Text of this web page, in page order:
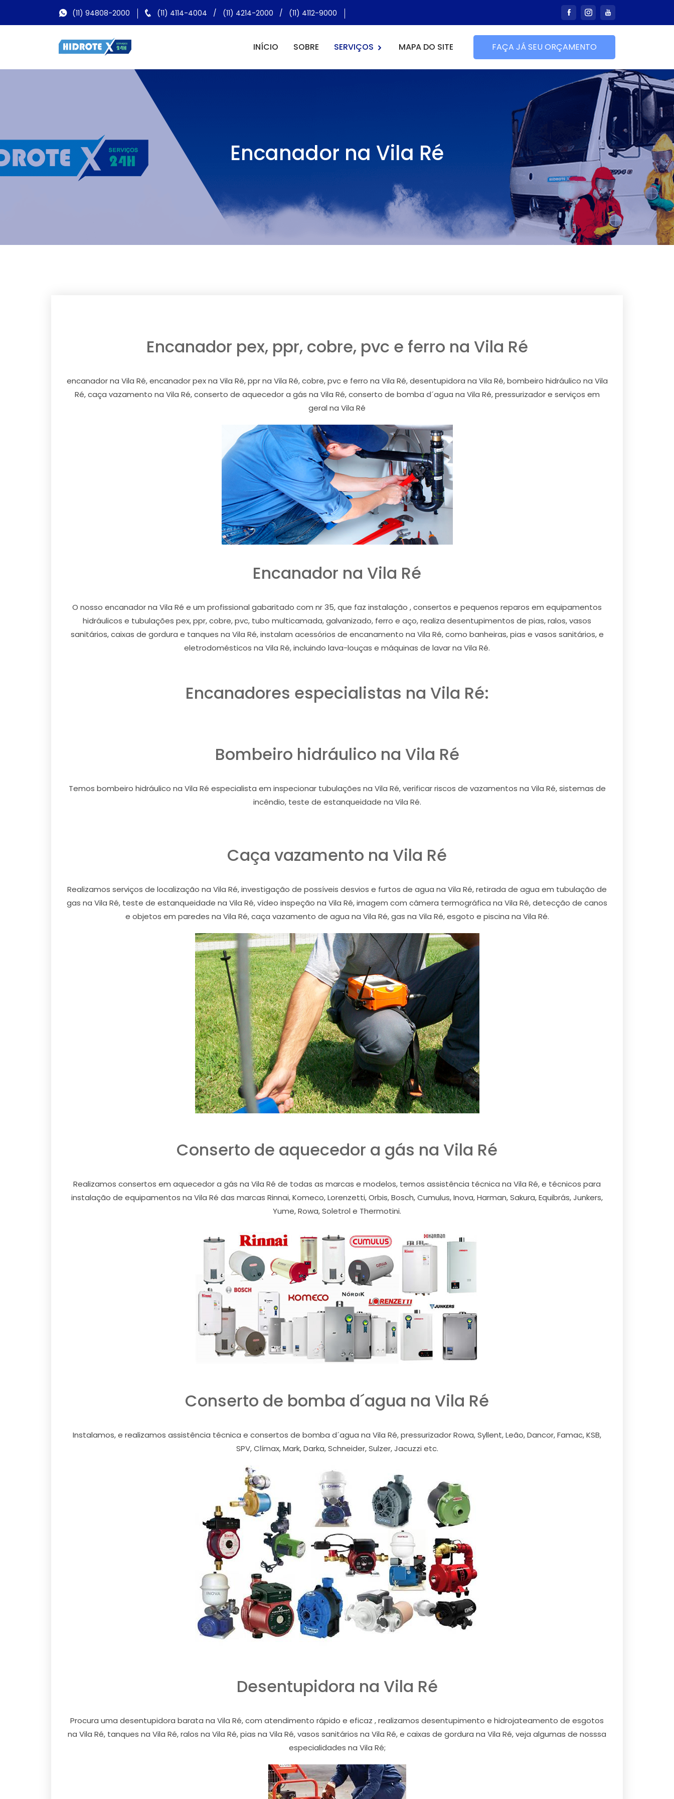
(11) 94808-2000 (11) 4114-4004 / (11) 4214-2000 / (11) 4112-9000
INÍCIO SOBRE SERVIÇOS MAPA DO SITE FAÇA JÁ SEU ORÇAMENTO
Encanador na Vila Ré
Encanador pex, ppr, cobre, pvc e ferro na Vila Ré
encanador na Vila Ré, encanador pex na Vila Ré, ppr na Vila Ré, cobre, pvc e ferro na Vila Ré, desentupidora na Vila Ré, bombeiro hidráulico na Vila
Ré, caça vazamento na Vila Ré, conserto de aquecedor a gás na Vila Ré, conserto de bomba d´agua na Vila Ré, pressurizador e serviços em
geral na Vila Ré
Encanador na Vila Ré
O nosso encanador na Vila Ré e um profissional gabaritado com nr 35, que faz instalação , consertos e pequenos reparos em equipamentos
hidráulicos e tubulações pex, ppr, cobre, pvc, tubo multicamada, galvanizado, ferro e aço, realiza desentupimentos de pias, ralos, vasos
sanitários, caixas de gordura e tanques na Vila Ré, instalam acessórios de encanamento na Vila Ré, como banheiras, pias e vasos sanitários, e
eletrodomésticos na Vila Ré, incluindo lava-louças e máquinas de lavar na Vila Ré.
Encanadores especialistas na Vila Ré:
Bombeiro hidráulico na Vila Ré
Temos bombeiro hidráulico na Vila Ré especialista em inspecionar tubulações na Vila Ré, verificar riscos de vazamentos na Vila Ré, sistemas de
incêndio, teste de estanqueidade na Vila Ré.
Caça vazamento na Vila Ré
Realizamos serviços de localização na Vila Ré, investigação de possíveis desvios e furtos de agua na Vila Ré, retirada de agua em tubulação de
gas na Vila Ré, teste de estanqueidade na Vila Ré, vídeo inspeção na Vila Ré, imagem com câmera termográfica na Vila Ré, detecção de canos
e objetos em paredes na Vila Ré, caça vazamento de agua na Vila Ré, gas na Vila Ré, esgoto e piscina na Vila Ré.
Conserto de aquecedor a gás na Vila Ré
Realizamos consertos em aquecedor a gás na Vila Ré de todas as marcas e modelos, temos assistência técnica na Vila Ré, e técnicos para
instalação de equipamentos na Vila Ré das marcas Rinnai, Komeco, Lorenzetti, Orbis, Bosch, Cumulus, Inova, Harman, Sakura, Equibrás, Junkers,
Yume, Rowa, Soletrol e Thermotini.
Conserto de bomba d´agua na Vila Ré
Instalamos, e realizamos assistência técnica e consertos de bomba d´agua na Vila Ré, pressurizador Rowa, Syllent, Leão, Dancor, Famac, KSB,
SPV, Clímax, Mark, Darka, Schneider, Sulzer, Jacuzzi etc.
Desentupidora na Vila Ré
Procura uma desentupidora barata na Vila Ré, com atendimento rápido e eficaz , realizamos desentupimento e hidrojateamento de esgotos
na Vila Ré, tanques na Vila Ré, ralos na Vila Ré, pias na Vila Ré, vasos sanitários na Vila Ré, e caixas de gordura na Vila Ré, veja algumas de nosssa
especialidades na Vila Ré;